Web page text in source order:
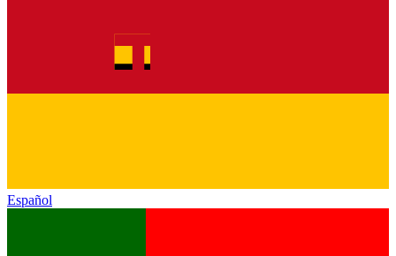
Español